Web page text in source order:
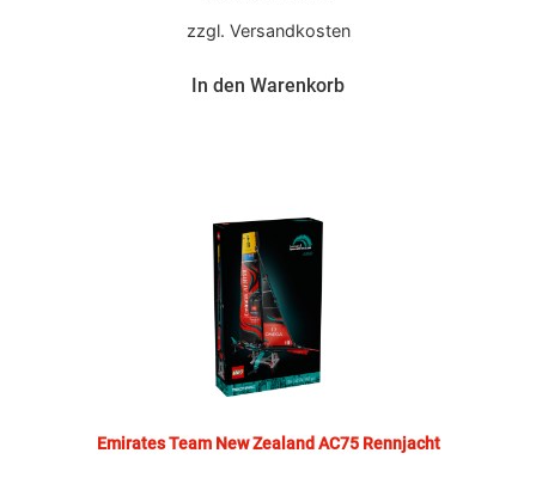
zzgl. Versandkosten
In den Warenkorb
Emirates Team New Zealand AC75 Rennjacht